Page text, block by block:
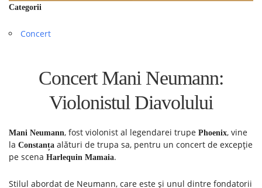
Categorii
Concert
Concert Mani Neumann:
Violonistul Diavolului
Mani Neumann, fost violonist al legendarei trupe Phoenix, vine
la Constanța alături de trupa sa, pentru un concert de excepție
pe scena Harlequin Mamaia.
Stilul abordat de Neumann, care este și unul dintre fondatorii